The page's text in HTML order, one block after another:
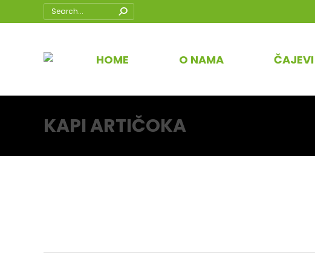
Search:
HOME O NAMA ČAJEVI
KAPI ARTIČOKA